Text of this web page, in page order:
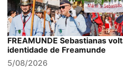
FREAMUNDE Sebastianas
identidade de Freamunde
5/08/2026